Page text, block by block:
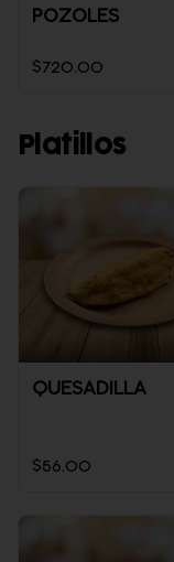
POZOLES
$720.00
Platillos
QUESADILLA
$56.00